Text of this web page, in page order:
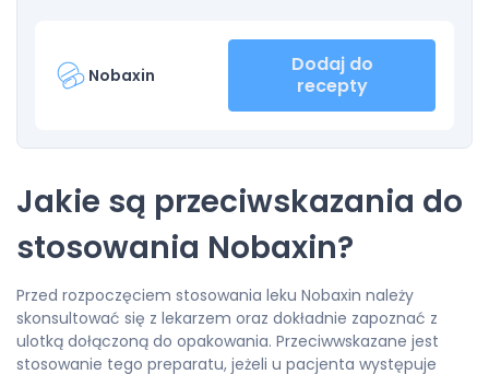
Nobaxin
Dodaj do
recepty
Jakie są przeciwskazania do
stosowania Nobaxin?
Przed rozpoczęciem stosowania leku Nobaxin należy
skonsultować się z lekarzem oraz dokładnie zapoznać z
ulotką dołączoną do opakowania. Przeciwwskazane jest
stosowanie tego preparatu, jeżeli u pacjenta występuje